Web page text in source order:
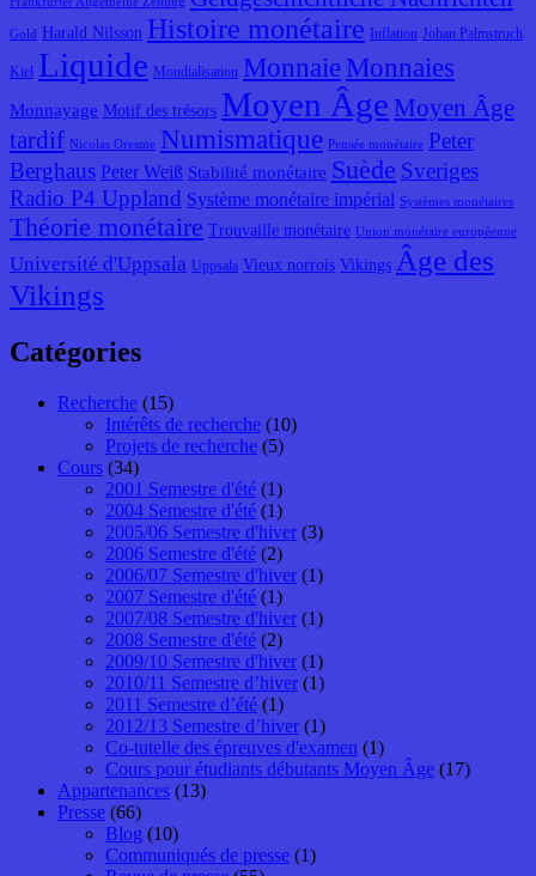
Gold Harald Nilsson Histoire monétaire Inflation Johan Palmstruch
Kiel Liquide Mondialisation Monnaie Monnaies
Monnayage Motif des trésors Moyen Âge Moyen Âge
tardif Nicolas Oresme Numismatique Pensée monétaire Peter
Berghaus Peter Weiß Stabilité monétaire Suède Sveriges
Radio P4 Uppland Système monétaire impérial Systèmes monétaires
Théorie monétaire Trouvaille monétaire Union monétaire européenne
Université d'Uppsala Uppsala Vieux norrois Vikings Âge des
Vikings
Catégories
Recherche (15)
Intérêts de recherche (10)
Projets de recherche (5)
Cours (34)
2001 Semestre d'été (1)
2004 Semestre d'été (1)
2005/06 Semestre d'hiver (3)
2006 Semestre d'été (2)
2006/07 Semestre d'hiver (1)
2007 Semestre d'été (1)
2007/08 Semestre d'hiver (1)
2008 Semestre d'été (2)
2009/10 Semestre d'hiver (1)
2010/11 Semestre d’hiver (1)
2011 Semestre d’été (1)
2012/13 Semestre d’hiver (1)
Co-tutelle des épreuves d'examen (1)
Cours pour étudiants débutants Moyen Âge (17)
Appartenances (13)
Presse (66)
Blog (10)
Communiqués de presse (1)